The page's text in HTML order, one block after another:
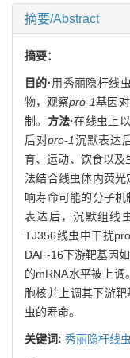
摘要/Abstract
摘要：
目的·用秀丽隐杆线
物，观察pro-1基因
制。 方法·在线虫上
后对pro-1沉默表达
育、运动、饮食以及
法结合线虫体内荧
响寿命可能的分子机
表达后，沉默组线
TJ356线虫中干扰
DAF-16下游靶基因如
的mRNA水平被上调。
胞核并上调其下游
虫的寿命。
关键词: 秀丽隐杆线